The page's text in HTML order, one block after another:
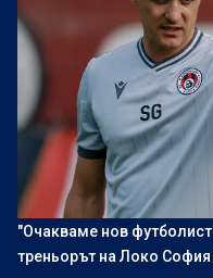
"Очакваме нов
треньорът на Локо София